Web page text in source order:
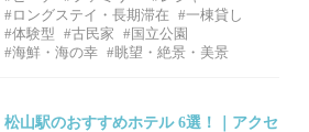
#ロングステイ・長期滞在
#一棟貸し
#体験型
#古民家
#国立公園
#海鮮・海の幸 #眺望・絶景・美景
松山駅のおすすめホテル 6選！｜アクセ